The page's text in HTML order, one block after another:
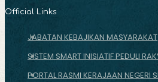
Official Links
JABATAN KEBAJIKAN MASYARAKAT
SISTEM SMART INISIATIF PEDULI
PORTAL RASMI KERAJAAN NEGERI